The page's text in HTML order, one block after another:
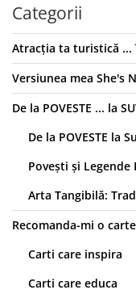
Categorii
Atracția ta turistică
Versiunea mea She's
De la POVESTE ... la
De la POVESTE la
Povești și Legende
Arta Tangibilă:
Recomanda-mi o
Carti care inspira
Carti care educa